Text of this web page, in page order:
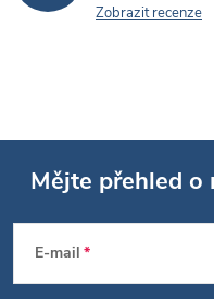
Zobrazit recenze
Z
á
Mějte přehled o
E-mail